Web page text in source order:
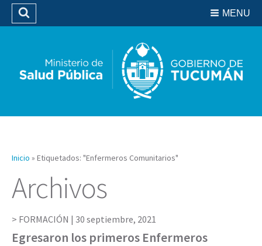
Biblioteca
MENU
Buscar
Inicio » Etiquetados: "Enfermeros Comunitarios"
Archivos
FORMACIÓN | 30 septiembre, 2021
Egresaron los primeros Enfermeros